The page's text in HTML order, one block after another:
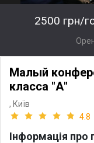
2500 грн/
Малый
класса "А"
, Київ
4.8
Інформація про